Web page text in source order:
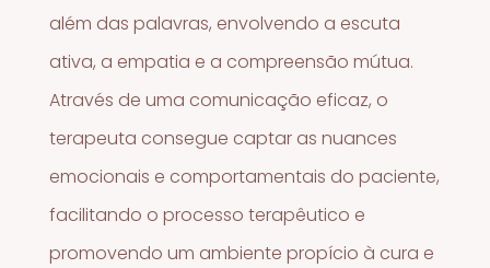
além das palavras, envolvendo a escuta
ativa, a empatia e a compreensão mútua.
Através de uma comunicação eficaz, o
terapeuta consegue captar as nuances
emocionais e comportamentais do paciente,
facilitando o processo terapêutico e
promovendo um ambiente propício à cura e